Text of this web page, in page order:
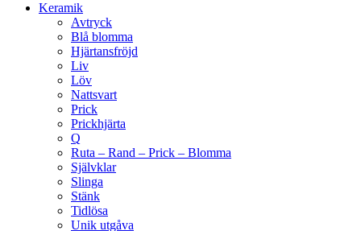
Keramik
Avtryck
Blå blomma
Hjärtansfröjd
Liv
Löv
Nattsvart
Prick
Prickhjärta
Q
Ruta – Rand – Prick – Blomma
Självklar
Slinga
Stänk
Tidlösa
Unik utgåva